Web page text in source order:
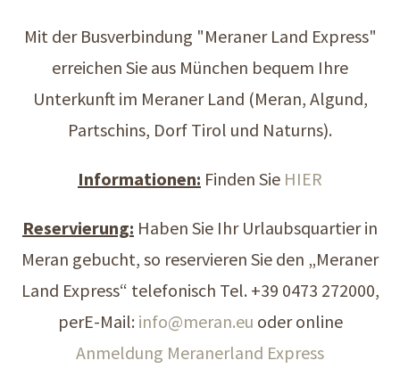
Mit der Busverbindung "Meraner Land Express"
erreichen Sie aus München bequem Ihre
Unterkunft im Meraner Land (Meran, Algund,
Partschins, Dorf Tirol und Naturns).
Informationen: Finden Sie HIER
Reservierung: Haben Sie Ihr Urlaubsquartier in
Meran gebucht, so reservieren Sie den „Meraner
Land Express“ telefonisch Tel. +39 0473 272000,
perE-Mail: info@meran.eu oder online
Anmeldung Meranerland Express